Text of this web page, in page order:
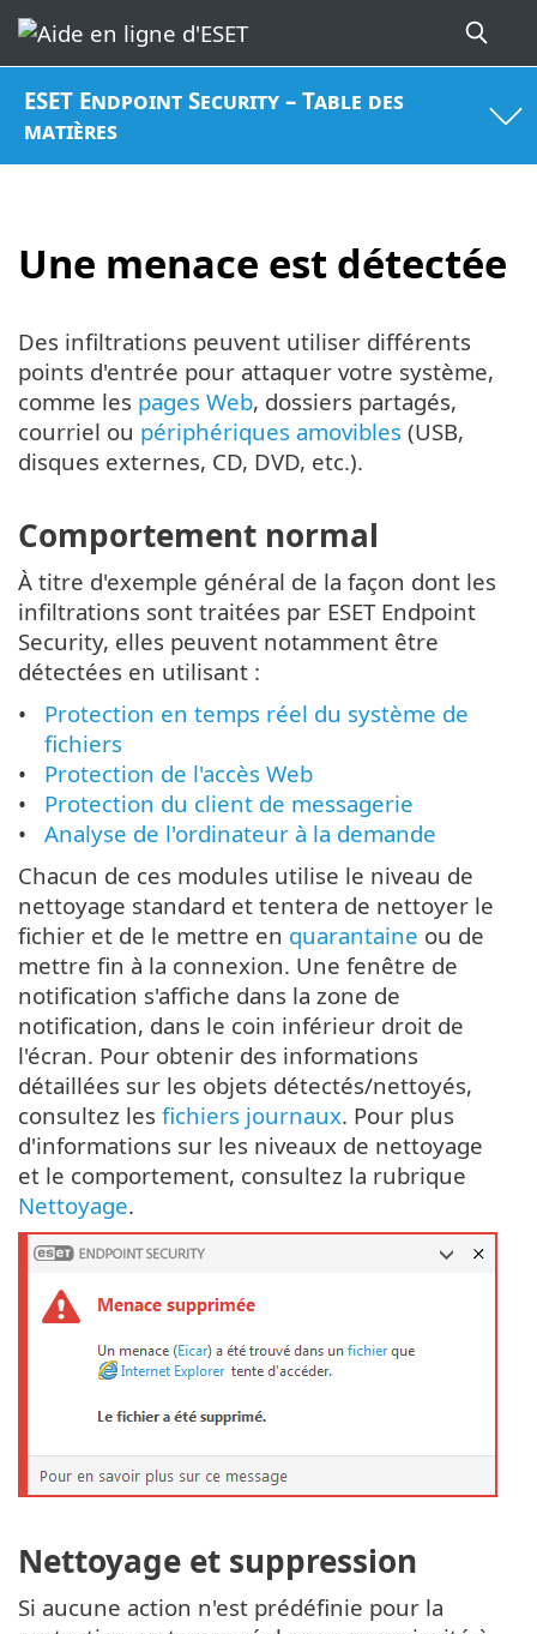
ESET Endpoint Security – Table des
matières
Une menace est détectée
Des infiltrations peuvent utiliser différents
points d'entrée pour attaquer votre système,
comme les pages Web, dossiers partagés,
courriel ou périphériques amovibles (USB,
disques externes, CD, DVD, etc.).
Comportement normal
À titre d'exemple général de la façon dont les
infiltrations sont traitées par ESET Endpoint
Security, elles peuvent notamment être
détectées en utilisant :
Protection en temps réel du système de
fichiers
Protection de l'accès Web
Protection du client de messagerie
Analyse de l'ordinateur à la demande
Chacun de ces modules utilise le niveau de
nettoyage standard et tentera de nettoyer le
fichier et de le mettre en quarantaine ou de
mettre fin à la connexion. Une fenêtre de
notification s'affiche dans la zone de
notification, dans le coin inférieur droit de
l'écran. Pour obtenir des informations
détaillées sur les objets détectés/nettoyés,
consultez les fichiers journaux. Pour plus
d'informations sur les niveaux de nettoyage
et le comportement, consultez la rubrique
Nettoyage.
Nettoyage et suppression
Si aucune action n'est prédéfinie pour la